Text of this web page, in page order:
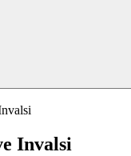
Invalsi